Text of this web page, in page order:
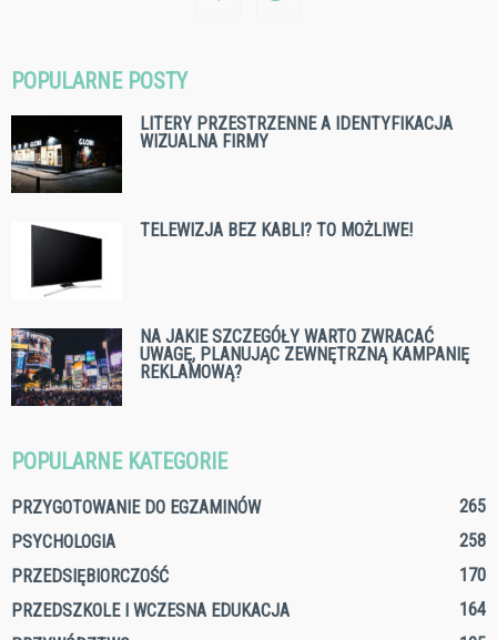
POPULARNE POSTY
LITERY PRZESTRZENNE A IDENTYFIKACJA
WIZUALNA FIRMY
TELEWIZJA BEZ KABLI? TO MOŻLIWE!
NA JAKIE SZCZEGÓŁY WARTO ZWRACAĆ
UWAGĘ, PLANUJĄC ZEWNĘTRZNĄ KAMPANIĘ
REKLAMOWĄ?
POPULARNE KATEGORIE
PRZYGOTOWANIE DO EGZAMINÓW
265
PSYCHOLOGIA
258
PRZEDSIĘBIORCZOŚĆ
170
PRZEDSZKOLE I WCZESNA EDUKACJA
164